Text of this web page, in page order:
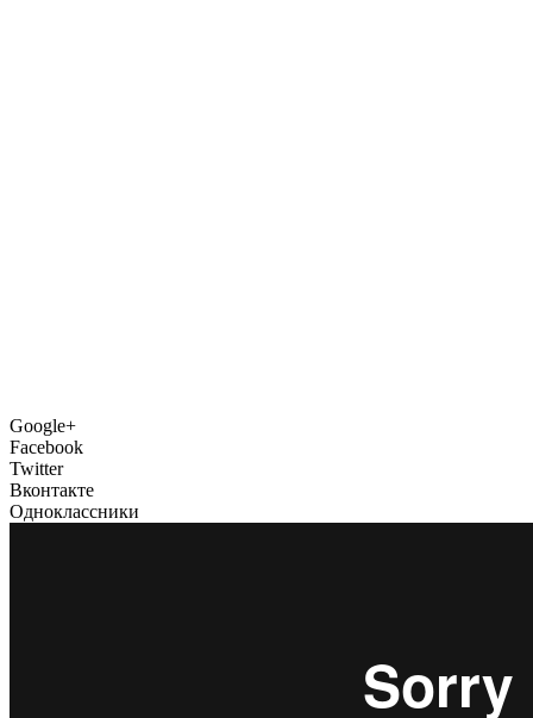
Google+
Facebook
Twitter
Вконтакте
Одноклассники